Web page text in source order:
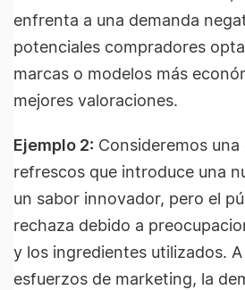
enfrenta a una demanda
potenciales compradores
marcas o modelos más
mejores valoraciones.
Ejemplo 2: Consideremos
refrescos que introduce una
un sabor innovador, pero el
rechaza debido a
y los ingredientes utilizados.
esfuerzos de marketing, la